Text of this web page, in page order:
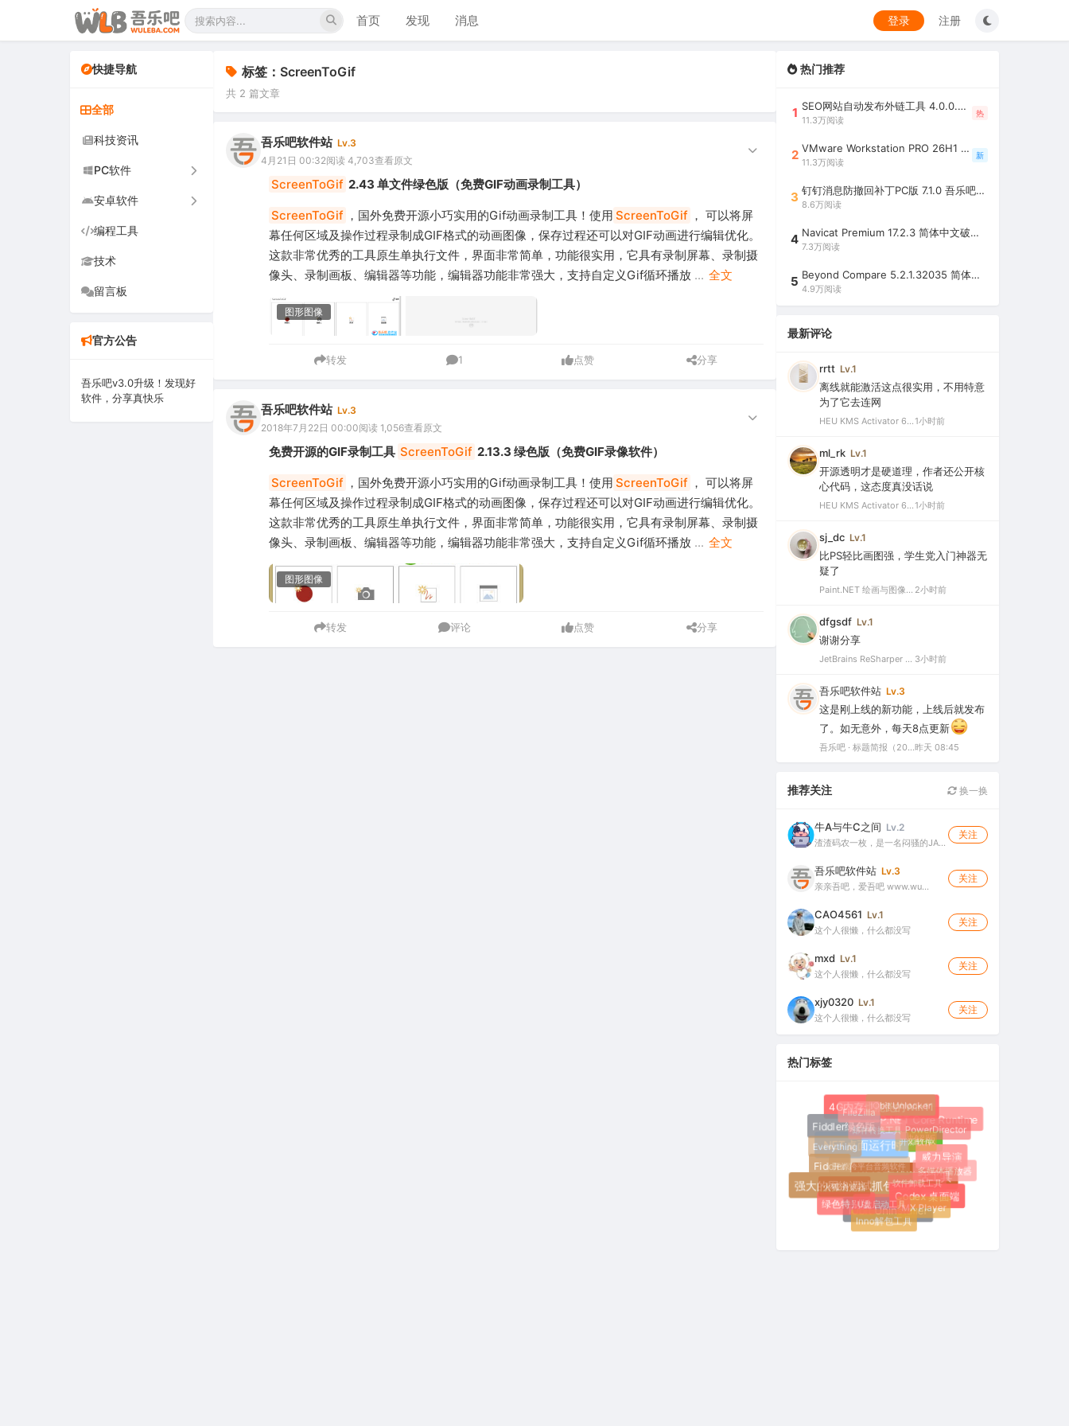
首页 发现 消息 登录 注册
快捷导航
全部
科技资讯
PC软件
办公软件
网络软件
音频视频
系统下载
安卓软件
手机软件
车机软件
编程工具
技术
留言板
官方公告
吾乐吧v3.0升级！发现好
软件，分享真快乐
标签：ScreenToGif
共 2 篇文章
吾乐吧软件站 Lv.3
4月21日 00:32阅读 4,703查看原文
ScreenToGif 2.43 单文件绿色版（免费GIF动画录制工具）
ScreenToGif ，国外免费开源小巧实用的Gif动画录制工具！使用 ScreenToGif ， 可以将屏
幕任何区域及操作过程录制成GIF格式的动画图像，保存过程还可以对GIF动画进行编辑优化。
这款非常优秀的工具原生单执行文件，界面非常简单，功能很实用，它具有录制屏幕、录制摄
像头、录制画板、编辑器等功能，编辑器功能非常强大，支持自定义Gif循环播放 ... 全文
图形图像
转发 1 点赞 分享
吾乐吧软件站 Lv.3
2018年7月22日 00:00阅读 1,056查看原文
免费开源的GIF录制工具 ScreenToGif 2.13.3 绿色版（免费GIF录像软件）
ScreenToGif ，国外免费开源小巧实用的Gif动画录制工具！使用 ScreenToGif ， 可以将屏
幕任何区域及操作过程录制成GIF格式的动画图像，保存过程还可以对GIF动画进行编辑优化。
这款非常优秀的工具原生单执行文件，界面非常简单，功能很实用，它具有录制屏幕、录制摄
像头、录制画板、编辑器等功能，编辑器功能非常强大，支持自定义Gif循环播放 ... 全文
图形图像
转发 评论 点赞 分享
热门推荐
1 SEO网站自动发布外链工具 4.0.0.0 吾乐吧优化版（智能代理狂刷外链）
11.3万阅读
热
2 VMware Workstation PRO 26H1 中文精简安装注册版 / 完整版（最好用的虚拟机软件）
11.3万阅读
新
3 钉钉消息防撤回补丁PC版 7.1.0 吾乐吧优化版（支持消息防撤回+钉钉多开+支持消息永不已读+去除钉钉水印）
8.6万阅读
4 Navicat Premium 17.2.3 简体中文破解版（多重数据库管理工具）
7.3万阅读
5 Beyond Compare 5.2.1.32035 简体中文注册版（超强文件/夹比较工具）
4.9万阅读
最新评论
rrtt Lv.1
离线就能激活这点很实用，不用特意
为了它去连网
HEU KMS Activator 64.0 简体中文版（支持激活最新版Windows/Office离线永久激活）1小时前
ml_rk Lv.1
开源透明才是硬道理，作者还公开核
心代码，这态度真没话说
HEU KMS Activator 64.0 简体中文版（支持激活最新版Windows/Office离线永久激活）1小时前
sj_dc Lv.1
比PS轻比画图强，学生党入门神器无
疑了
Paint.NET 绘画与图像处理软件 v5.1.12 官方版（Windows 免费开源图像编辑工具） 2小时前
dfgsdf Lv.1
谢谢分享
JetBrains ReSharper 2025.3.3 官方最新破解版（dotUltimate工具集合，.NET开发必备工具箱） 3小时前
吾乐吧软件站 Lv.3
这是刚上线的新功能，上线后就发布
了。如无意外，每天8点更新
吾乐吧 · 标题简报（2026-08-06）昨天 08:45
推荐关注 换一换
牛A与牛C之间 Lv.2
渣渣码农一枚，是一名闷骚的JA…
关注
吾乐吧软件站 Lv.3
亲亲吾吧，爱吾吧 www.wu…
关注
CAO4561 Lv.1
这个人很懒，什么都没写
关注
mxd Lv.1
这个人很懒，什么都没写
关注
xjy0320 Lv.1
这个人很懒，什么都没写
关注
热门标签
KMS离线激活工具
Fiddler破解版
.NET桌面运行时
强大的网络调试抓包工具
IObit Uninstaller
Codex 桌面端
威力导演
ASP.NET Core Runtime
4G内存也能跑的Win11
Fiddler绿色版
Fiddler
绿色特别版
Inno解包工具
MX Player
多媒体播放器
PowerDirector
IObit Unlocker
FileZilla
Everything
火狐浏览器
U盘启动工具
软件卸载工具
开源软件
邮件转换工具
开源跨平台音频软件